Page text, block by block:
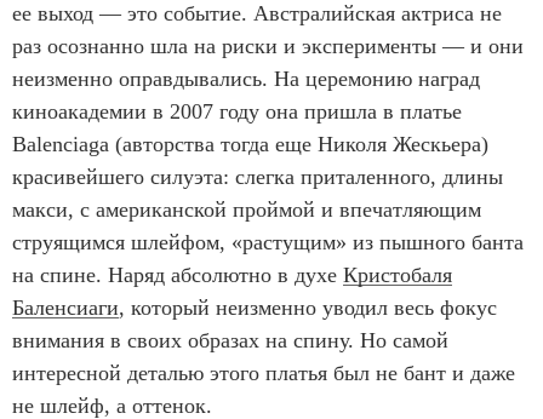
ее выход — это событие. Австралийская актриса не
раз осознанно шла на риски и эксперименты — и они
неизменно оправдывались. На церемонию наград
киноакадемии в 2007 году она пришла в платье
Balenciaga (авторства тогда еще Николя Жескьера)
красивейшего силуэта: слегка приталенного, длины
макси, с американской проймой и впечатляющим
струящимся шлейфом, «растущим» из пышного банта
на спине. Наряд абсолютно в духе Кристобаля
Баленсиаги, который неизменно уводил весь фокус
внимания в своих образах на спину. Но самой
интересной деталью этого платья был не бант и даже
не шлейф, а оттенок.